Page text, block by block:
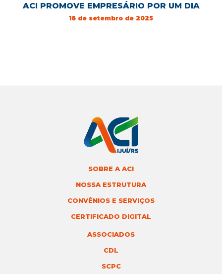
ACI PROMOVE EMPRESÁRIO POR UM DIA
18 de setembro de 2025
SOBRE A ACI
NOSSA ESTRUTURA
CONVÊNIOS E SERVIÇOS
CERTIFICADO DIGITAL
ASSOCIADOS
CDL
SCPC